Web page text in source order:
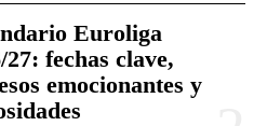
Euroliga
27: fechas clave,
emocionantes y